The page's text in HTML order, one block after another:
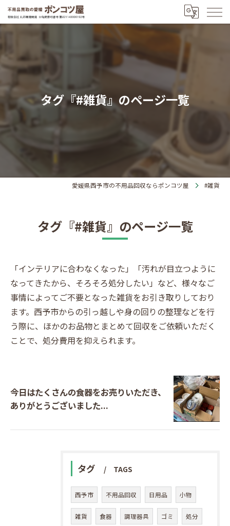
タグ『#雑貨』のページ一覧
愛媛県西予市の不用品回収ならポンコツ屋 #雑貨
タグ『#雑貨』のページ一覧
「インテリアに合わなくなった」「汚れが目立つように
なってきたから、そろそろ処分したい」など、様々なご
事情によってご不要となった雑貨をお引き取りしており
ます。西予市からの引っ越しや身の回りの整理などを行
う際に、ほかのお品物とまとめて回収をご依頼いただく
ことで、処分費用を抑えられます。
今日はたくさんの食器をお売りいただき、
ありがとうございました...
タグ TAGS
西予市 不用品回収 日用品 小物
雑貨 食器 調理器具 ゴミ 処分